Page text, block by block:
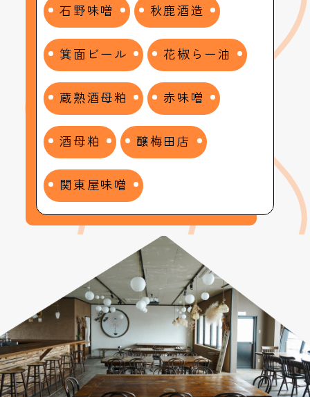
石野味噌 秋鹿酒造
箕面ビール 花椒らー油
蔵熟酒母粕 赤味噌
酒母粕 醸梅田店
関東屋味噌